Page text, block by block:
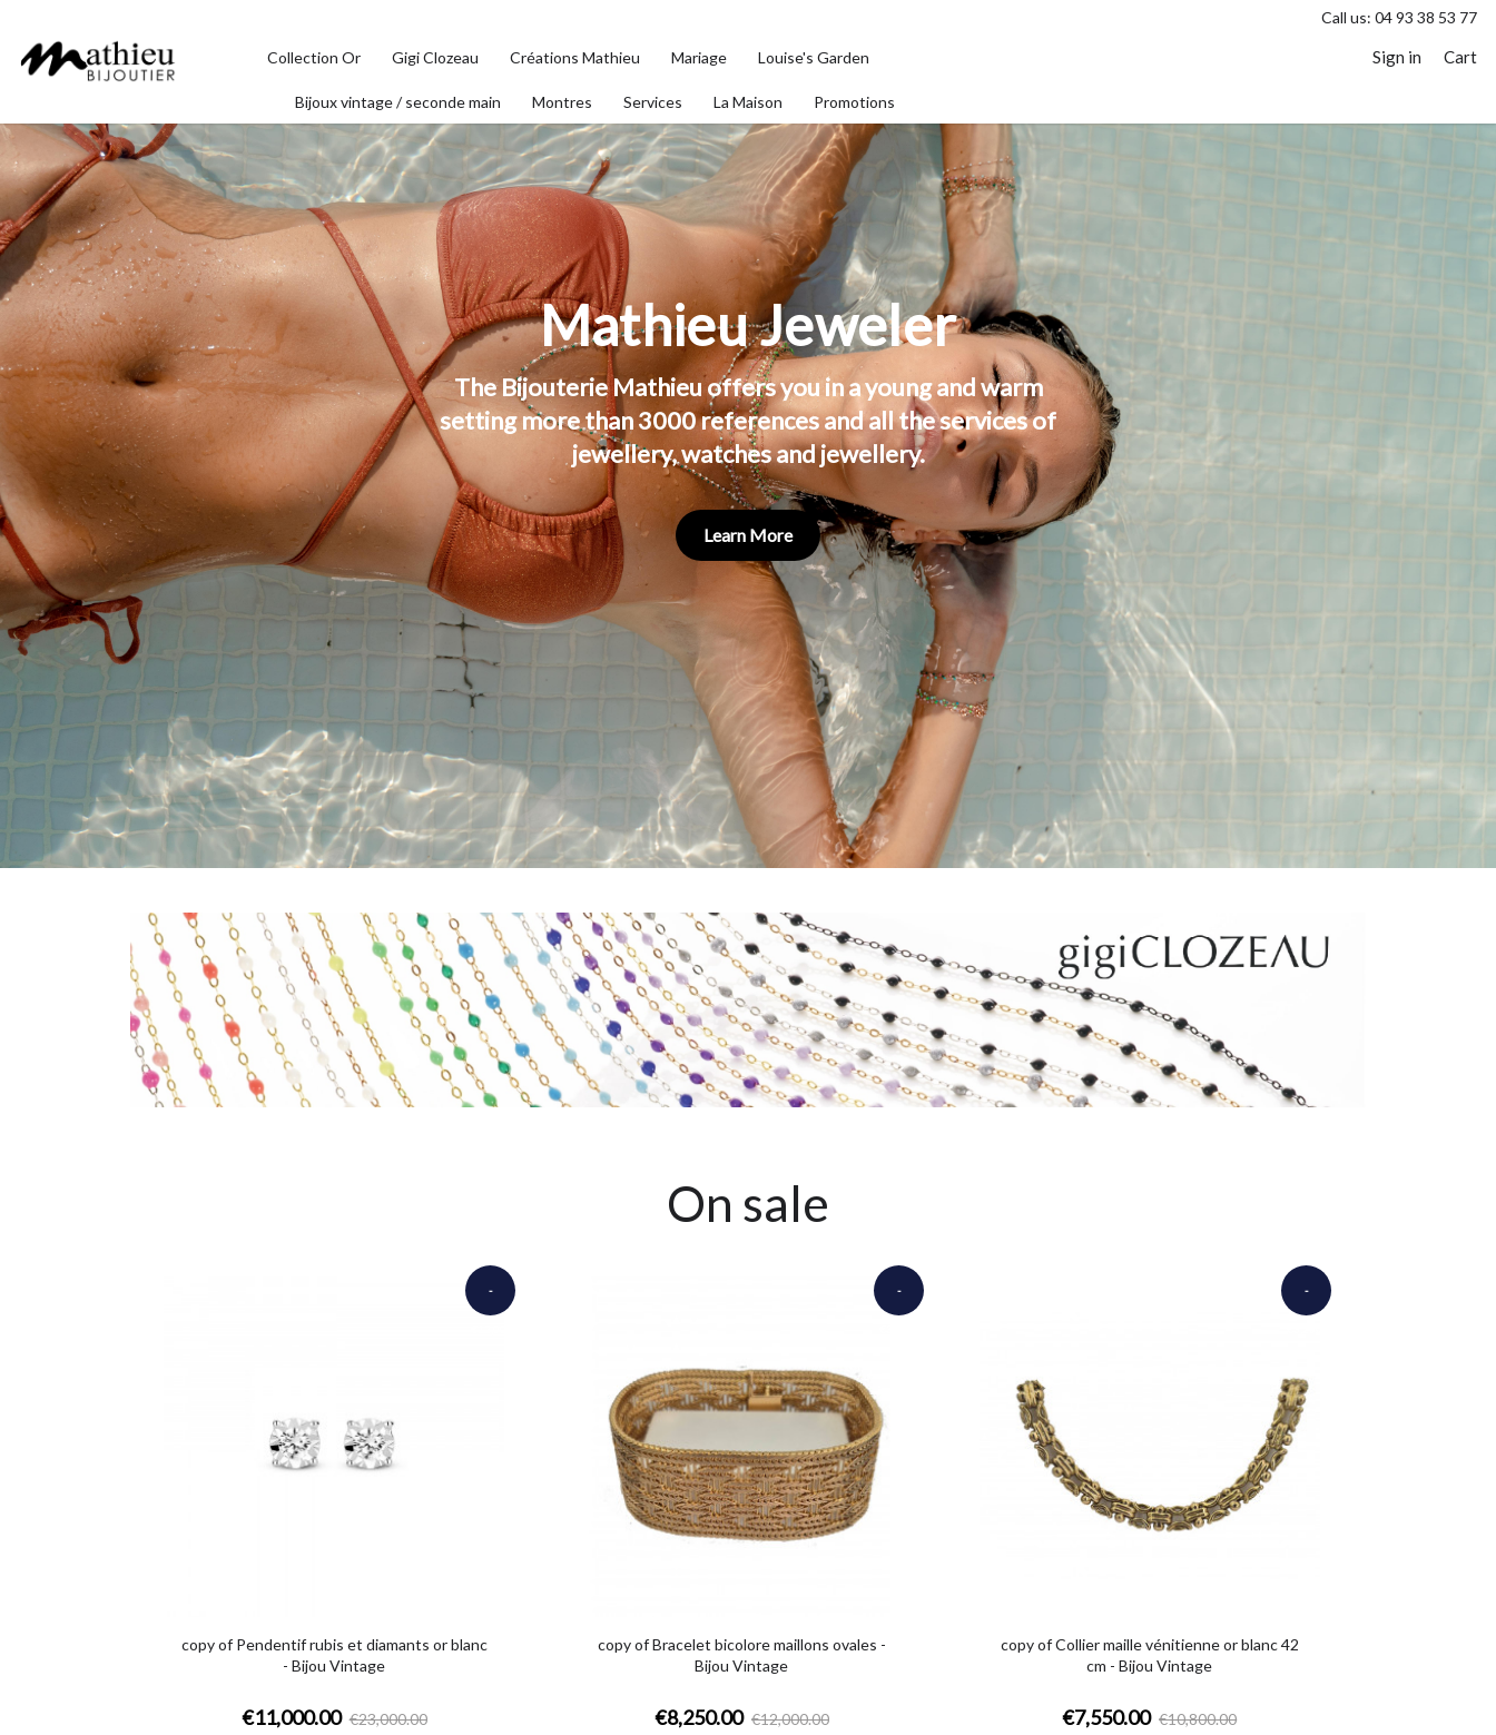
Mathieu Jeweler
The Bijouterie Mathieu offers you in a young and warm
setting more than 3000 references and all the services of
jewellery, watches and jewellery.
Learn More
Call us: 04 93 38 53 77
Collection Or Gigi Clozeau Créations Mathieu Mariage Louise's Garden
Bijoux vintage / seconde main Montres Services La Maison Promotions
Sign in Cart
On sale
copy of Pendentif rubis et diamants or blanc
- Bijou Vintage
€11,000.00 €23,000.00
-
copy of Bracelet bicolore maillons ovales -
Bijou Vintage
€8,250.00 €12,000.00
-
copy of Collier maille vénitienne or blanc 42
cm - Bijou Vintage
€7,550.00 €10,800.00
-